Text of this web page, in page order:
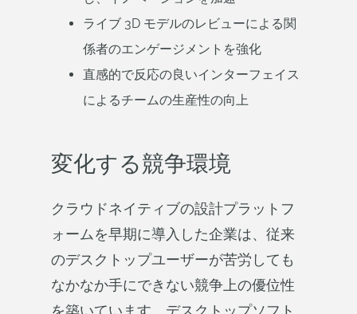
ライブ 3D モデルのレビューによる関
係者のエンゲージメントを強化
直感的で反応の良いインターフェイス
によるチームの生産性の向上
変化する競争環境
クラウドネイティブの設計プラットフ
ォームを早期に導入した企業は、従来
のデスクトップユーザーが苦労しても
なかなか手にできない競争上の優位性
を築いています。デスクトップソフト